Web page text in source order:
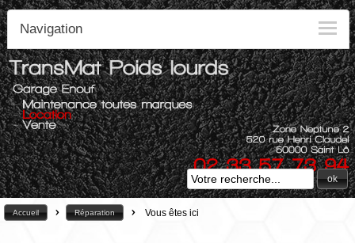
ok
Navigation
Accueil > Réparation > Vous êtes ici